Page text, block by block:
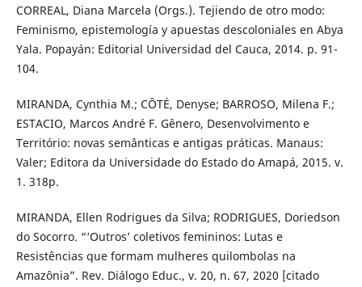
CORREAL, Diana Marcela (Orgs.). Tejiendo de otro modo:
Feminismo, epistemología y apuestas descoloniales en Abya
Yala. Popayán: Editorial Universidad del Cauca, 2014. p. 91-
104.
MIRANDA, Cynthia M.; CÔTÉ, Denyse; BARROSO, Milena F.;
ESTACIO, Marcos André F. Gênero, Desenvolvimento e
Território: novas semânticas e antigas práticas. Manaus:
Valer; Editora da Universidade do Estado do Amapá, 2015. v.
1. 318p.
MIRANDA, Ellen Rodrigues da Silva; RODRIGUES, Doriedson
do Socorro. “‘Outros’ coletivos femininos: Lutas e
Resistências que formam mulheres quilombolas na
Amazônia”. Rev. Diálogo Educ., v. 20, n. 67, 2020 [citado